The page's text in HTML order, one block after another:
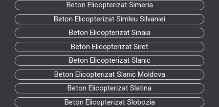
Beton Elicopterizat Simeria
Beton Elicopterizat Simleu Silvaniei
Beton Elicopterizat Sinaia
Beton Elicopterizat Siret
Beton Elicopterizat Slanic
Beton Elicopterizat Slanic Moldova
Beton Elicopterizat Slatina
Beton Elicopterizat Slobozia